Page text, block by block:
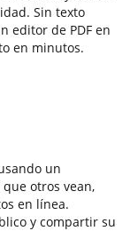
Sin texto
editor de PDF en
en minutos.
un
otros vean,
en línea.
y compartir su